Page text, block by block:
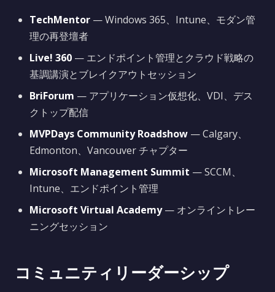
TechMentor — Windows 365、Intune、モダン管
理の再登壇者
Live! 360 — エンドポイント管理とクラウド戦略の
基調講演とブレイクアウトセッション
BriForum — アプリケーション仮想化、VDI、デス
クトップ配信
MVPDays Community Roadshow — Calgary、
Edmonton、Vancouver チャプター
Microsoft Management Summit — SCCM、
Intune、エンドポイント管理
Microsoft Virtual Academy— オンライントレー
ニングセッション
コミュニティリーダーシップ